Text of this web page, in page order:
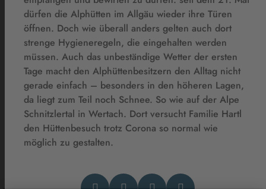
dürfen die Alphütten im Allgäu wieder ihre Türen
öffnen. Doch wie überall anders gelten auch dort
strenge Hygieneregeln, die eingehalten werden
müssen. Auch das unbeständige Wetter der ersten
Tage macht den Alphüttenbesitzern den Alltag nicht
gerade einfach – besonders in den höheren Lagen,
da liegt zum Teil noch Schnee. So wie auf der Alpe
Schnitzlertal in Wertach. Dort versucht Familie Hartl
den Hüttenbesuch trotz Corona so normal wie
möglich zu gestalten.